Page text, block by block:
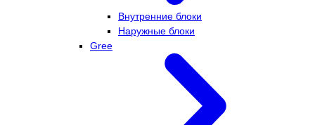
Внутренние блоки
Наружные блоки
Gree